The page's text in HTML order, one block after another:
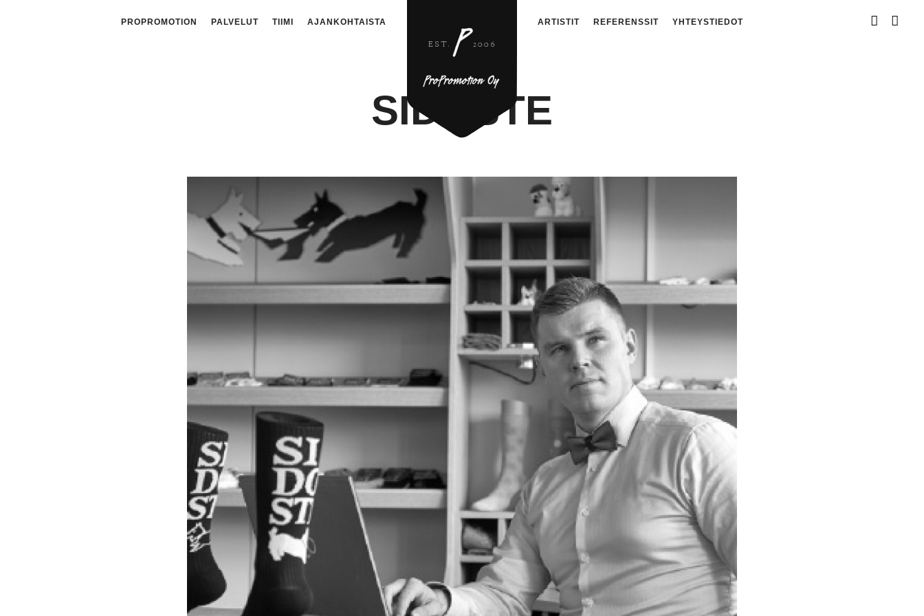
PROPROMOTION PALVELUT TIIMI AJANKOHTAISTA ARTISTIT REFERENSSIT YHTEYSTIEDOT
SIDOSTE